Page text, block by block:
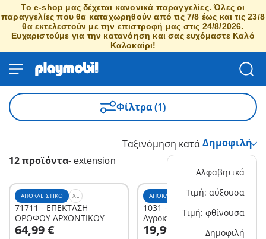
Το e-shop μας δέχεται κανονικά παραγγελίες. Όλες οι
παραγγελίες που θα καταχωρηθούν από τις 7/8 έως και τις 23/8
θα εκτελεστούν με την επιστροφή μας στις 24/8/2026.
Ευχαριστούμε για την κατανόηση και σας ευχόμαστε Καλό
Καλοκαίρι!
Φίλτρα (1)
12 προϊόντα- extension
Ταξινόμηση κατά
Αλφαβητικά
Τιμή: αύξουσα
Τιμή: φθίνουσα
Δημοφιλή
ΑΠΟΚΛΕΙΣΤΙΚΌ XL
71711 - ΕΠΕΚΤΑΣΗ
ΟΡΟΦΟΥ ΑΡΧΟΝΤΙΚΟΥ
64,99 €
Στο καλάθι
ΑΠΟΚΛΕΙΣΤΙΚΌ M
1031 - Επέκταση
Αγροκτήματος
19,99 €
Στο καλάθι